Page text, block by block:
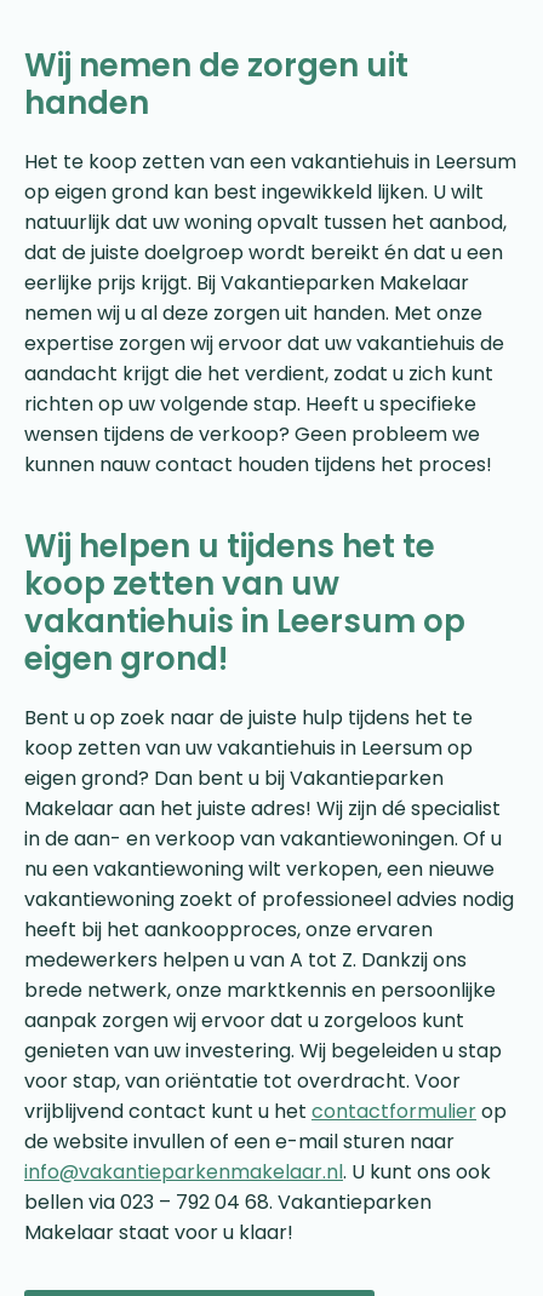
Wij nemen de zorgen uit
handen
Het te koop zetten van een vakantiehuis in Leersum
op eigen grond kan best ingewikkeld lijken. U wilt
natuurlijk dat uw woning opvalt tussen het aanbod,
dat de juiste doelgroep wordt bereikt én dat u een
eerlijke prijs krijgt. Bij Vakantieparken Makelaar
nemen wij u al deze zorgen uit handen. Met onze
expertise zorgen wij ervoor dat uw vakantiehuis de
aandacht krijgt die het verdient, zodat u zich kunt
richten op uw volgende stap. Heeft u specifieke
wensen tijdens de verkoop? Geen probleem we
kunnen nauw contact houden tijdens het proces!
Wij helpen u tijdens het te
koop zetten van uw
vakantiehuis in Leersum op
eigen grond!
Bent u op zoek naar de juiste hulp tijdens het te
koop zetten van uw vakantiehuis in Leersum op
eigen grond? Dan bent u bij Vakantieparken
Makelaar aan het juiste adres! Wij zijn dé specialist
in de aan- en verkoop van vakantiewoningen. Of u
nu een vakantiewoning wilt verkopen, een nieuwe
vakantiewoning zoekt of professioneel advies nodig
heeft bij het aankoopproces, onze ervaren
medewerkers helpen u van A tot Z. Dankzij ons
brede netwerk, onze marktkennis en persoonlijke
aanpak zorgen wij ervoor dat u zorgeloos kunt
genieten van uw investering. Wij begeleiden u stap
voor stap, van oriëntatie tot overdracht. Voor
vrijblijvend contact kunt u het contactformulierop
de website invullen of een e-mail sturen naar
info@vakantieparkenmakelaar.nl. U kunt ons ook
bellen via 023 – 792 04 68. Vakantieparken
Makelaar staat voor u klaar!